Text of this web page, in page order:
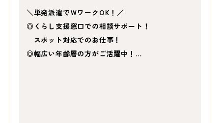
＼単発派遣でＷワークOK！／
◎くらし支援窓口での相談サポート！
スポット対応でのお仕事！
◎幅広い年齢層の方がご活躍中！…